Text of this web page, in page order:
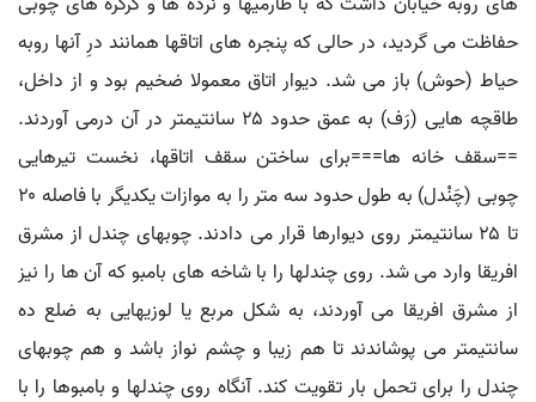
حفاظت می گردید، در حالی که پنجره های اتاقها همانند درِ آنها روبه
حیاط (حوش) باز می شد. دیوار اتاق معمولا ضخیم بود و از داخل،
طاقچه هایی (رَف) به عمق حدود ۲۵ سانتیمتر در آن درمی آوردند.
==سقف خانه ها===برای ساختن سقف اتاقها، نخست تیرهایی
چوبی (چَنْدل) به طول حدود سه متر را به موازات یکدیگر با فاصله ۲۰
تا ۲۵ سانتیمتر روی دیوارها قرار می دادند. چوبهای چندل از مشرق
افریقا وارد می شد. روی چندلها را با شاخه های بامبو که آن ها را نیز
از مشرق افریقا می آوردند، به شکل مربع یا لوزیهایی به ضلع ده
سانتیمتر می پوشاندند تا هم زیبا و چشم نواز باشد و هم چوبهای
چندل را برای تحمل بار تقویت کند. آنگاه روی چندلها و بامبوها را با